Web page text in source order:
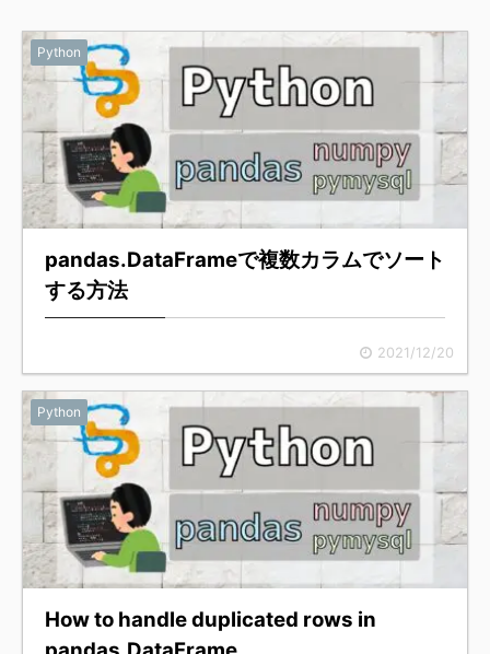
Python
pandas.DataFrameで複数カラムでソート
する方法
2021/12/20
Python
How to handle duplicated rows in